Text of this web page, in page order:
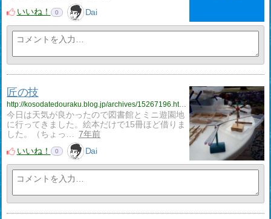
いいね！
0 Dai
匠の技
http://kosodatedouraku.blog.jp/archives/15267196.html
今日は天気が良かったので図書館とミニ遊園地
に行ってきました。絵本だけで15冊ほど借りま
した。（ちょっ…
7年前
いいね！
0 Dai